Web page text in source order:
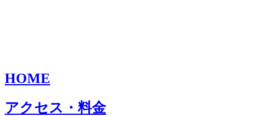
HOME
アクセス・料金